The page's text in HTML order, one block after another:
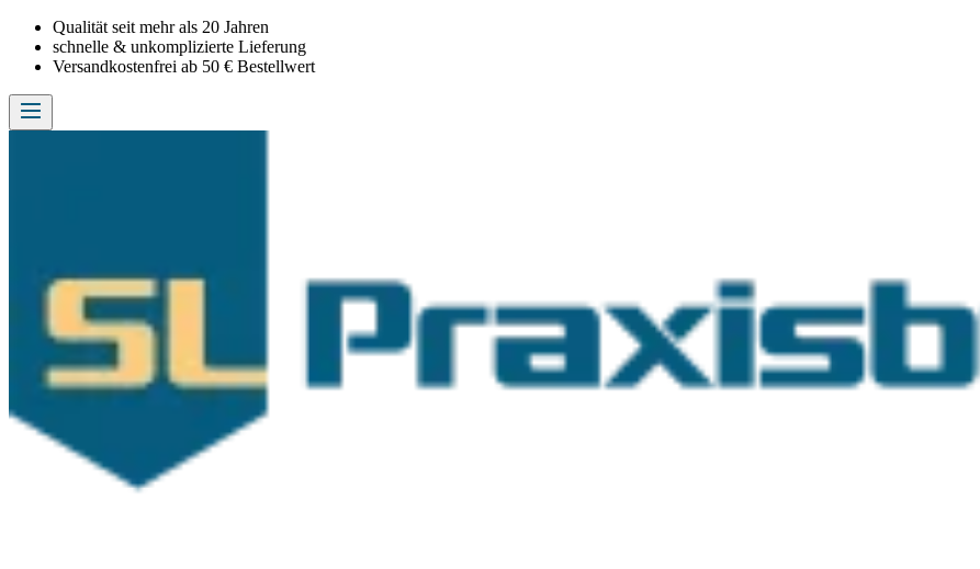
Qualität seit mehr als 20 Jahren
schnelle & unkomplizierte Lieferung
Versandkostenfrei ab 50 € Bestellwert